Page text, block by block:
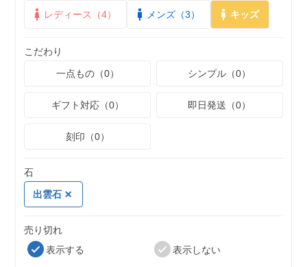
レディース（4） メンズ（3） キッズ
こだわり
一点もの（0）
シンプル（0）
ギフト対応（0） 即日発送（0）
刻印（0）
石
出雲石
売り切れ
表示する
表示しない